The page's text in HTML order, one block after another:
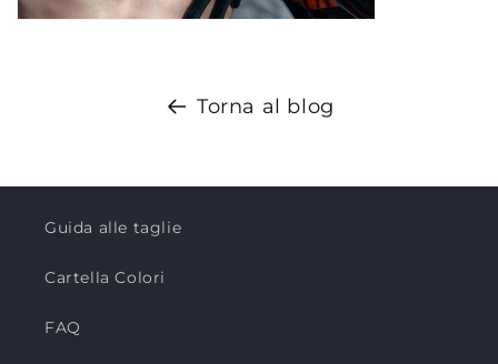
Torna al blog
Guida alle taglie
Cartella Colori
FAQ